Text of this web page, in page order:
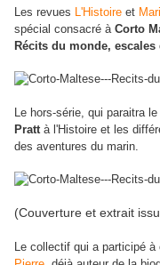
Les revues L'Histoire et
spécial consacré à Corto
Récits du monde, escales
Le hors-série, qui paraitra
Prattà l'Histoire et les
des aventures du marin.
(Couverture et extrait
Le collectif qui a participé